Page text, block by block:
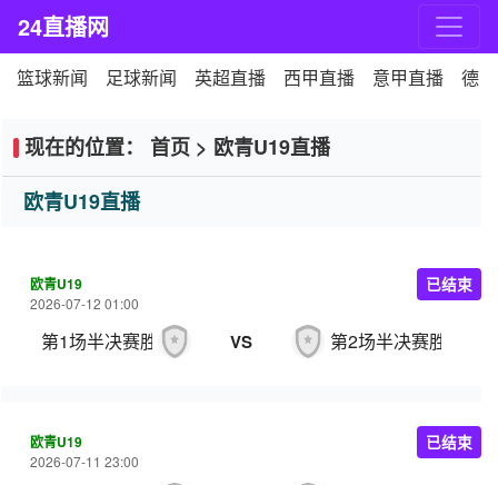
24直播网
篮球新闻 足球新闻 英超直播 西甲直播 意甲直播 德
现在的位置： 首页 > 欧青U19直播
欧青U19直播
欧青U19
2026-07-12 01:00
第1场半决赛胜者 VS 第2场半决赛胜者
已结束
欧青U19
2026-07-11 23:00
已结束